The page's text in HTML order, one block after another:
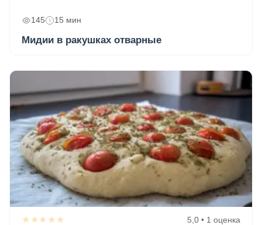
145 15 мин
Мидии в ракушках отварные
★★★★★ 5,0 • 1 оценка